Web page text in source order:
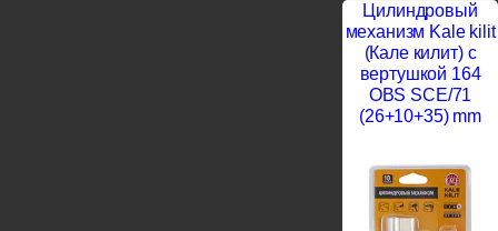
Цилиндровый
механизм Kale kilit
(Кале килит) с
вертушкой 164
OBS SCE/71
(26+10+35) mm